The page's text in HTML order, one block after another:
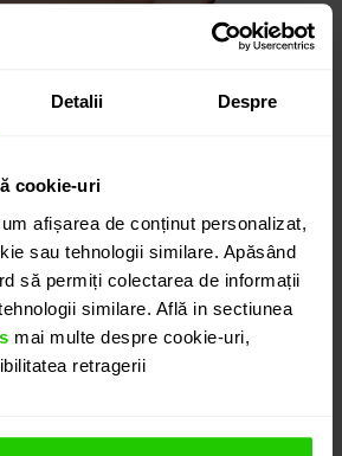
Detalii Despre
cookie-uri
afișarea de conținut personalizat,
sau tehnologii similare. Apăsând
să permiți colectarea de informații
similare. Află in sectiunea
mai multe despre cookie-uri,
retragerii